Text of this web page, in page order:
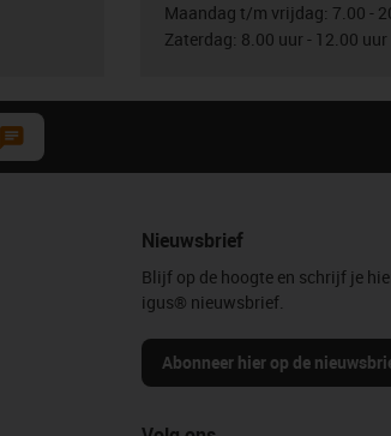
Maandag t/m vrijdag: 7.00 -
Zaterdag: 8.00 uur - 12.00 uur
Nieuwsbrief
Blijf op de hoogte en schrijf je
igus® nieuwsbrief.
Abonneer hier op de